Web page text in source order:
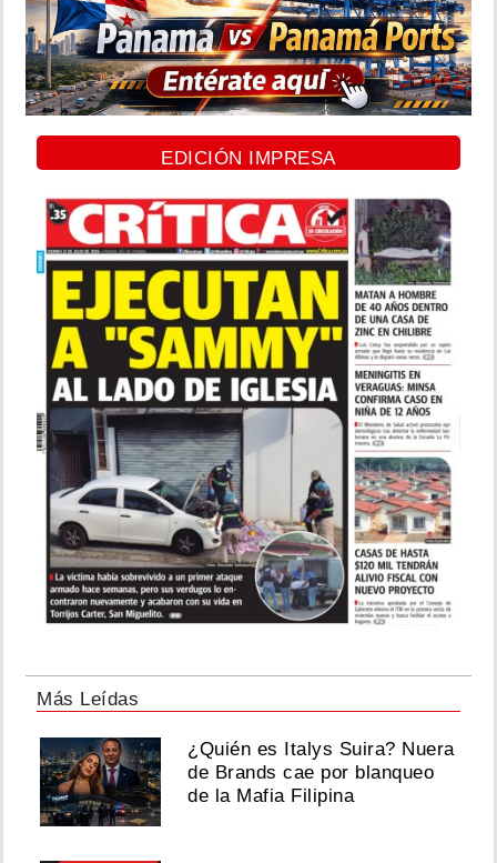
EDICIÓN IMPRESA
Más Leídas
¿Quién es Italys Suira? Nuera
de Brands cae por blanqueo
de la Mafia Filipina